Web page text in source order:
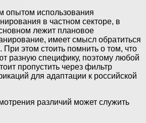
опытом использования
в частном секторе, в
лежит плановое
имеет смысл обратиться
этом стоить помнить о том, что
разную специфику, поэтому любой
пропустить через фильтр
для адаптации к российской
различий может служить